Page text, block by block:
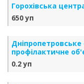
Горохівська
650 уп
Дніпропетровське
профілактичне
0.2 уп